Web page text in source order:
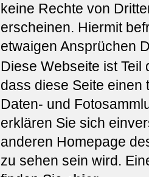
keine Rechte von
erscheinen. Hiermit
etwaigen Ansprüchen
Diese Webseite ist Teil
dass diese Seite einen
Daten- und
erklären Sie sich
anderen Homepage
zu sehen sein wird.